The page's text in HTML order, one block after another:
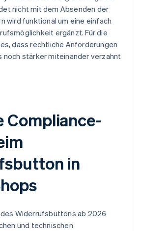
nicht mit dem Absenden der
wird funktional um eine einfach
ergänzt. Für die
dass rechtliche Anforderungen
noch stärker miteinander verzahnt
Compliance-
in
Widerrufsbuttons ab 2026
und technischen